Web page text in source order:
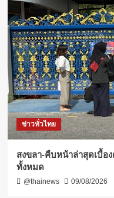
ข่าวทั่วไทย
สงขลา-คืบหน้าล่าสุดเบื้อ
ทั้งหมด
@thainews 09/08/2026